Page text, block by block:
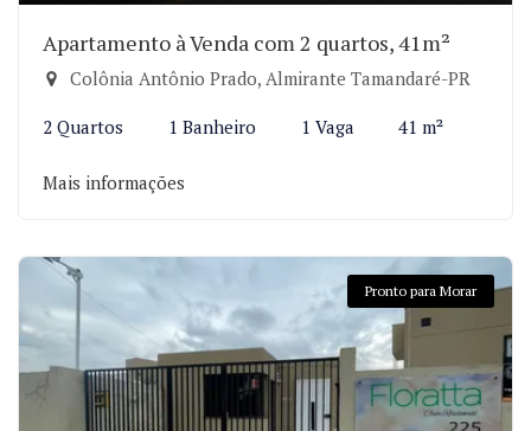
Apartamento à Venda com 2 quartos, 41m²
Colônia Antônio Prado, Almirante Tamandaré-PR
2 Quartos 1 Banheiro 1 Vaga 41 m²
Mais informações
Pronto para Morar